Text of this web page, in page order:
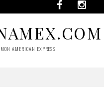
AMERICAN EXPRESS